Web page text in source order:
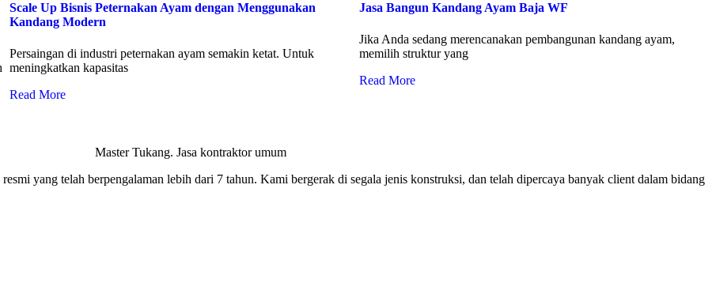
Scale Up Bisnis Peternakan Ayam dengan Menggunakan
Kandang Modern
Persaingan di industri peternakan ayam semakin ketat. Untuk
meningkatkan kapasitas
Read More
Jasa Bangun Kandang Ayam Baja WF
Jika Anda sedang merencanakan pembangunan kandang ayam,
memilih struktur yang
Read More
yang telah berpengalaman lebih dari 7 tahun. Kami bergerak di segala jenis konstruksi, dan telah dipercaya banyak client dalam bidang